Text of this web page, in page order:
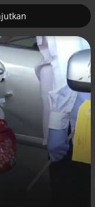
Aceh terus